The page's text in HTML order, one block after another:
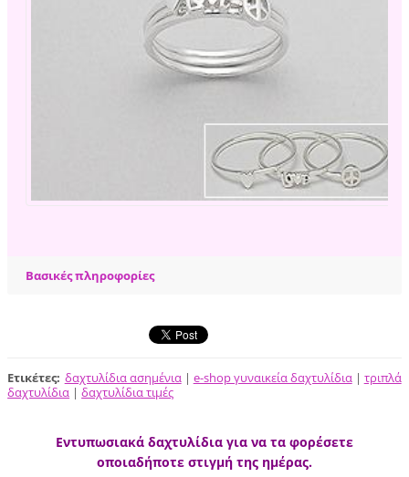
Βασικές πληροφορίες
Ετικέτες: δαχτυλίδια ασημένια | e-shop γυναικεία δαχτυλίδια | τριπλά
δαχτυλίδια | δαχτυλίδια τιμές
Εντυπωσιακά δαχτυλίδια για να τα φορέσετε
οποιαδήποτε στιγμή της ημέρας.